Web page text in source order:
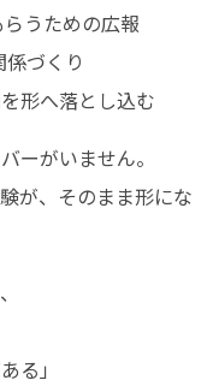
うための広報
づくり
形へ落とし込む
ーがいません。
が、そのまま形にな
る」